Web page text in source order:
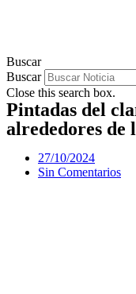
Buscar
Buscar
Close this search box.
Pintadas del
alrededores de
27/10/2024
Sin Comentarios